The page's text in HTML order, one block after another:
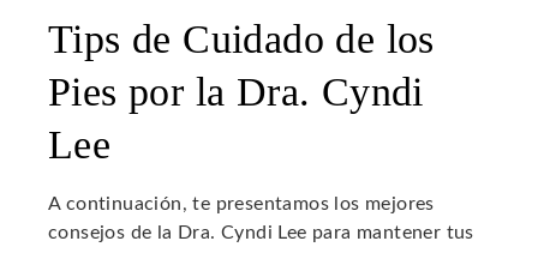
Tips de Cuidado de los
Pies por la Dra. Cyndi
Lee
A continuación, te presentamos los mejores
consejos de la Dra. Cyndi Lee para mantener tus